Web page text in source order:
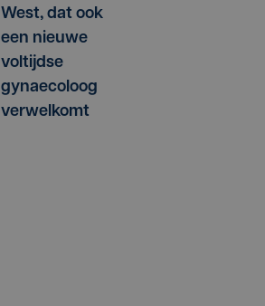
West, dat ook
een nieuwe
voltijdse
gynaecoloog
verwelkomt